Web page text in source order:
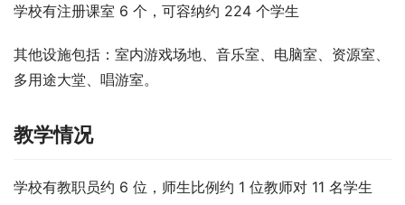
学校有注册课室 6 个，可容纳约 224 个学生
其他设施包括：室内游戏场地、音乐室、电脑室、资源室、
多用途大堂、唱游室。
教学情况
学校有教职员约 6 位，师生比例约 1 位教师对 11 名学生